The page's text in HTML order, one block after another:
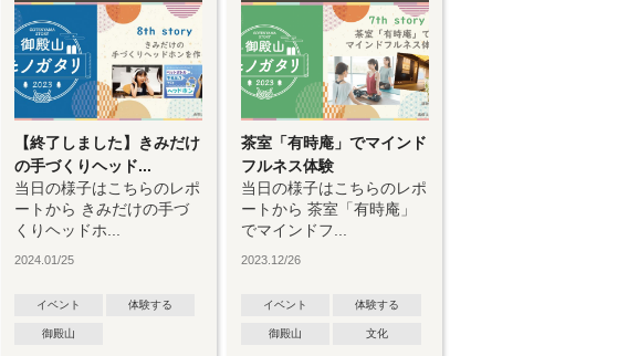
【終了しました】きみだけ
の手づくりヘッド...
当日の様子はこちらのレポ
ートから きみだけの手づ
くりヘッドホ...
2024.01/25
イベント 体験する
御殿山
茶室「有時庵」でマインド
フルネス体験
当日の様子はこちらのレポ
ートから 茶室「有時庵」
でマインドフ...
2023.12/26
イベント 体験する
御殿山 文化